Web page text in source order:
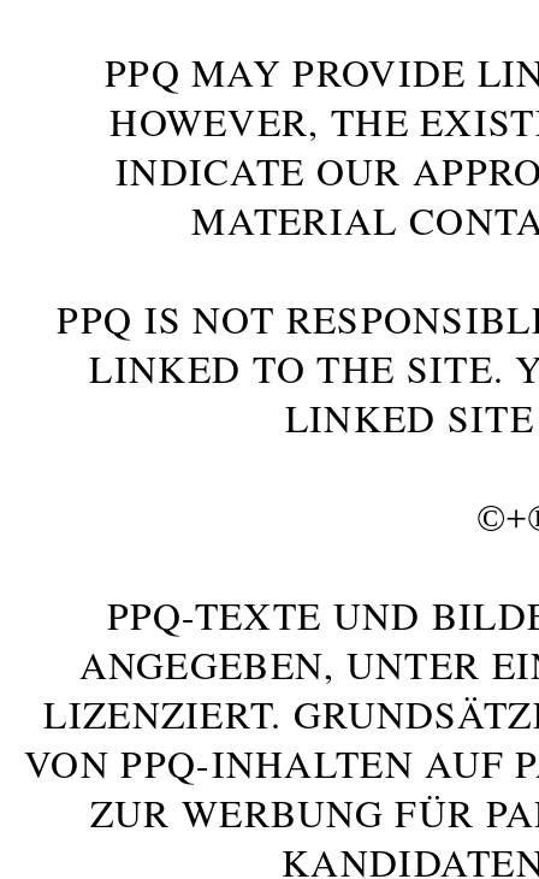
PPQ MAY PROVIDE
HOWEVER, THE
INDICATE OUR
MATERIAL
PPQ IS NOT
LINKED TO THE SITE.
LINKED
©+
PPQ-TEXTE UND
ANGEGEBEN, UNTER
LIZENZIERT.
VON PPQ-INHALTEN AUF
ZUR WERBUNG FÜR